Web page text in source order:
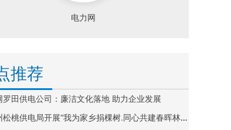
电力网
推荐
罗田供电公司：廉洁文化落地 助力企业发展
贵州松桃供电局开展“我为家乡捐棵树.同心共建春晖林”植树节主题活动